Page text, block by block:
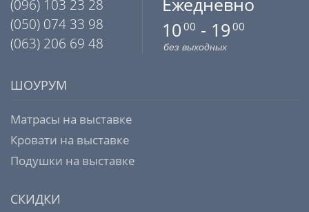
(096) 103 23 28
(050) 074 33 98
(063) 206 69 48
10 00 - 19 00
без выходных
ШОУРУМ
Матрасы на выставке
Кровати на выставке
Подушки на выставке
СКИДКИ